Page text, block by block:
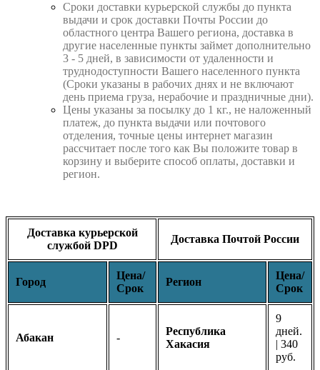
Cроки доставки курьерской службы до пункта
выдачи и срок доставки Почты России до
областного центра Вашего региона, доставка в
другие населенные пункты займет дополнительно
3 - 5 дней, в зависимости от удаленности и
труднодоступности Вашего населенного пункта
(Сроки указаны в рабочих днях и не включают
день приема груза, нерабочие и праздничные дни).
Цены указаны за посылку до 1 кг., не наложенный
платеж, до пункта выдачи или почтового
отделения, точные цены интернет магазин
рассчитает после того как Вы положите товар в
корзину и выберите способ оплаты, доставки и
регион.
Доставка курьерской
службой DPD
Доставка Почтой России
Город
Цена/
Срок
Регион
Цена/
Срок
Абакан -
Республика
Хакасия
9
дней.
| 340
руб.